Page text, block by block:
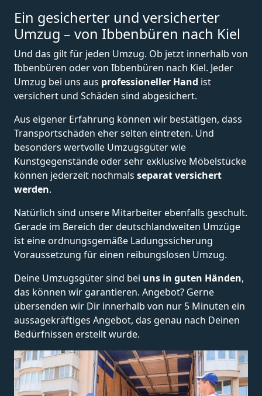
Ein gesicherter und versicherter
Umzug – von Ibbenbüren nach Kiel
Und das gilt für jeden Umzug. Ob jetzt innerhalb von
Ibbenbüren oder von Ibbenbüren nach Kiel. Jeder
Umzug bei uns aus professioneller Hand ist
versichert und Schäden sind abgesichert.
Aus eigener Erfahrung können wir bestätigen, dass
Transportschäden eher selten eintreten. Und
besonders wertvolle Umzugsgüter wie
Kunstgegenstände oder sehr exklusive Möbelstücke
können jederzeit nochmals separat versichert
werden.
Natürlich sind unsere Mitarbeiter ebenfalls geschult.
Gerade im Bereich der deutschlandweiten Umzüge
ist eine ordnungsgemäße Ladungssicherung
Voraussetzung für einen reibungslosen Umzug.
Deine Umzugsgüter sind bei uns in guten Händen,
das können wir garantieren. Angebot? Gerne
übersenden wir Dir innerhalb von nur 5 Minuten ein
aussagekräftiges Angebot, das genau nach Deinen
Bedürfnissen erstellt wurde.